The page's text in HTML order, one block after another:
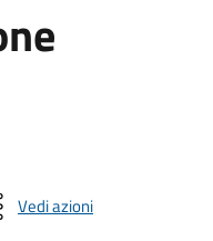
Vedi azioni